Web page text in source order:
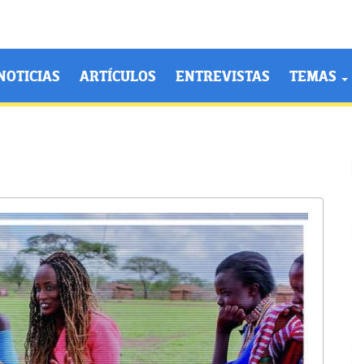
ARTÍCULOS ENTREVISTAS TEMAS